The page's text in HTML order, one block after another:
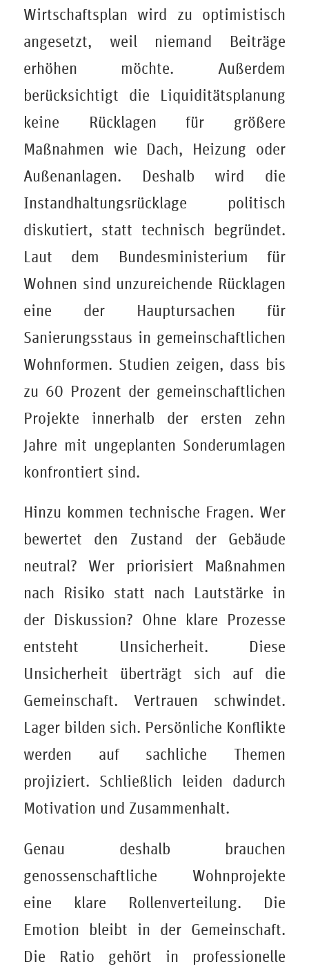
Wirtschaftsplan wird zu optimistisch
angesetzt, weil niemand Beiträge
erhöhen möchte. Außerdem
berücksichtigt die Liquiditätsplanung
keine Rücklagen für größere
Maßnahmen wie Dach, Heizung oder
Außenanlagen. Deshalb wird die
Instandhaltungsrücklage politisch
diskutiert, statt technisch begründet.
Laut dem Bundesministerium für
Wohnen sind unzureichende Rücklagen
eine der Hauptursachen für
Sanierungsstaus in gemeinschaftlichen
Wohnformen. Studien zeigen, dass bis
zu 60 Prozent der gemeinschaftlichen
Projekte innerhalb der ersten zehn
Jahre mit ungeplanten Sonderumlagen
konfrontiert sind.
Hinzu kommen technische Fragen. Wer
bewertet den Zustand der Gebäude
neutral? Wer priorisiert Maßnahmen
nach Risiko statt nach Lautstärke in
der Diskussion? Ohne klare Prozesse
entsteht Unsicherheit. Diese
Unsicherheit überträgt sich auf die
Gemeinschaft. Vertrauen schwindet.
Lager bilden sich. Persönliche Konflikte
werden auf sachliche Themen
projiziert. Schließlich leiden dadurch
Motivation und Zusammenhalt.
Genau deshalb brauchen
genossenschaftliche Wohnprojekte
eine klare Rollenverteilung. Die
Emotion bleibt in der Gemeinschaft.
Die Ratio gehört in professionelle